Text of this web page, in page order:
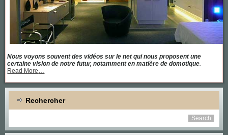
Nous voyons souvent des vidéos sur le net qui nous proposent une
certaine vision de notre futur, notamment en matière de domotique.
Read More
maison
équipée
de
technologies »
…
Rechercher